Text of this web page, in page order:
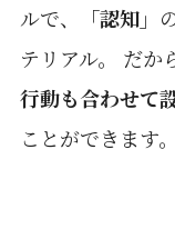
ルで、
「認知」
テリアル。 だか
行動も合わせて
ことができます。